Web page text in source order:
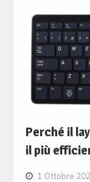
Perché il
il più
1 Ottobre